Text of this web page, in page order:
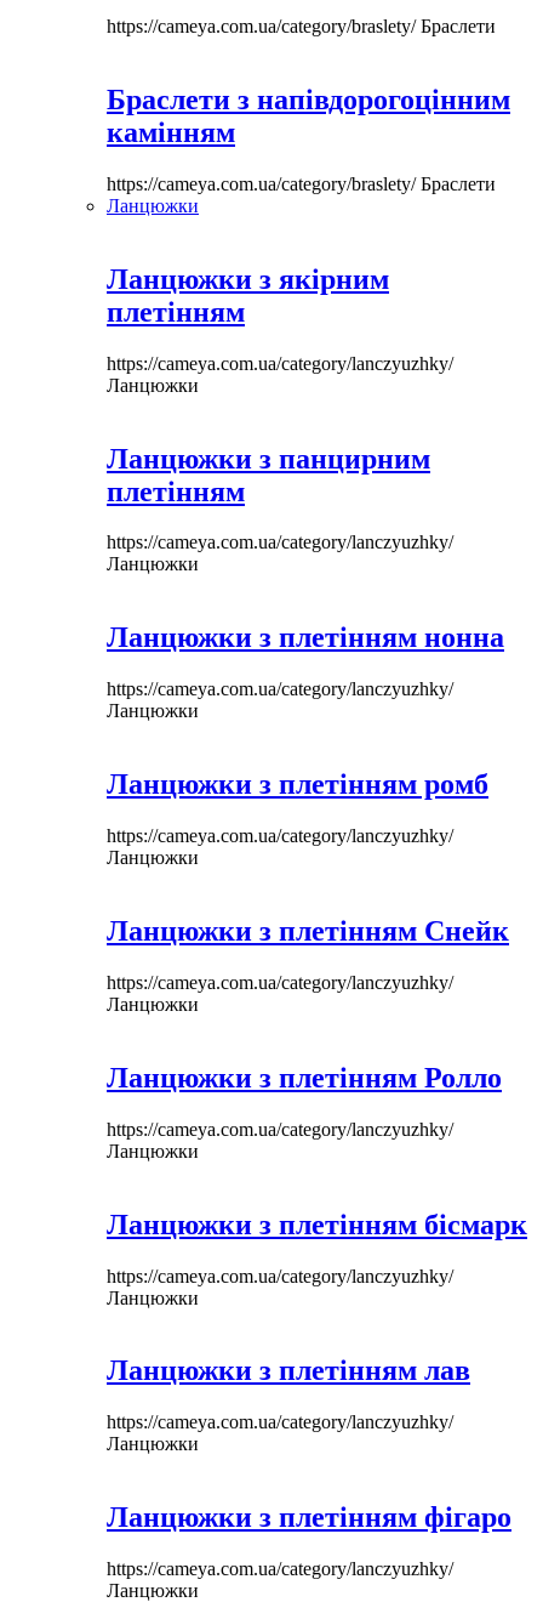
https://cameya.com.ua/category/braslety/Браслети
Браслети з напівдорогоцінним
камінням
https://cameya.com.ua/category/braslety/Браслети
Ланцюжки
Ланцюжки з якірним
плетінням
https://cameya.com.ua/category/lanczyuzhky/
Ланцюжки
Ланцюжки з панцирним
плетінням
https://cameya.com.ua/category/lanczyuzhky/
Ланцюжки
Ланцюжки з плетінням нонна
https://cameya.com.ua/category/lanczyuzhky/
Ланцюжки
Ланцюжки з плетінням ромб
https://cameya.com.ua/category/lanczyuzhky/
Ланцюжки
Ланцюжки з плетінням Снейк
https://cameya.com.ua/category/lanczyuzhky/
Ланцюжки
Ланцюжки з плетінням Ролло
https://cameya.com.ua/category/lanczyuzhky/
Ланцюжки
Ланцюжки з плетінням бісмарк
https://cameya.com.ua/category/lanczyuzhky/
Ланцюжки
Ланцюжки з плетінням лав
https://cameya.com.ua/category/lanczyuzhky/
Ланцюжки
Ланцюжки з плетінням фігаро
https://cameya.com.ua/category/lanczyuzhky/
Ланцюжки